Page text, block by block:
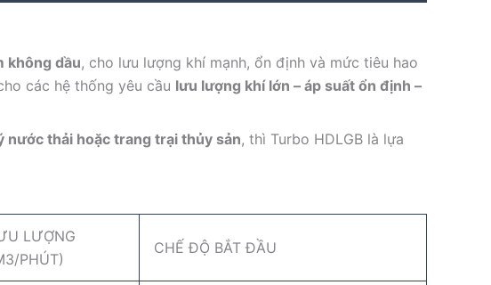
không dầu, cho lưu lượng khí mạnh, ổn định và mức tiêu hao
các hệ thống yêu cầu lưu lượng khí lớn – áp suất ổn định –
nước thải hoặc trang trại thủy sản, thì Turbo HDLGB là lựa
LƯỢNG
PHÚT)
CHẾ ĐỘ BẮT ĐẦU